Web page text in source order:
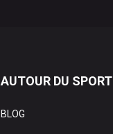
AUTOUR DU SPORT
BLOG